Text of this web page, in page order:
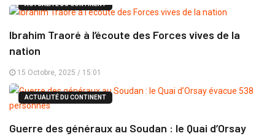
ACTUALITÉ DU CONTINENT
Ibrahim Traoré à l’écoute des Forces vives de la
nation
15 Octobre, 2025 / 15:01
ACTUALITÉ DU CONTINENT
Guerre des généraux au Soudan : le Quai d’Orsay